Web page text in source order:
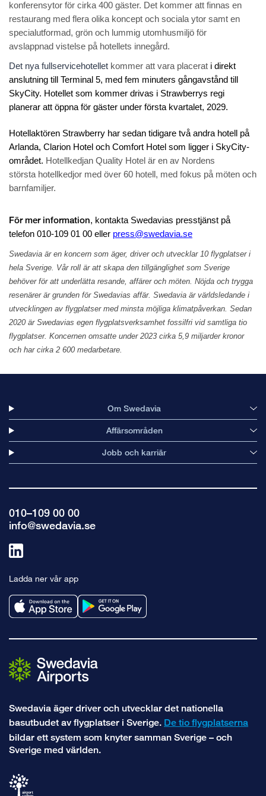
konferensytor för cirka 400 gäster. Det kommer att finnas en
restaurang med flera olika koncept och sociala ytor samt en
specialutformad, grön och lummig utomhusmiljö för
avslappnad vistelse på hotellets innegård.
Det nya fullservicehotellet kommer att vara placerat i direkt
anslutning till Terminal 5, med fem minuters gångavstånd till
SkyCity. Hotellet som kommer drivas i Strawberrys regi
planerar att öppna för gäster under första kvartalet, 2029.
Hotellaktören Strawberry har sedan tidigare två andra hotell på
Arlanda, Clarion Hotel och Comfort Hotel som ligger i SkyCity-
området. Hotellkedjan Quality Hotel är en av Nordens
största hotellkedjor med över 60 hotell, med fokus på möten och
barnfamiljer.
För mer information, kontakta Swedavias presstjänst på
telefon 010-109 01 00 eller press@swedavia.se
Swedavia är en koncern som äger, driver och utvecklar 10 flygplatser i
hela Sverige. Vår roll är att skapa den tillgänglighet som Sverige
behöver för att underlätta resande, affärer och möten. Nöjda och trygga
resenärer är grunden för Swedavias affär. Swedavia är världsledande i
utvecklingen av flygplatser med minsta möjliga klimatpåverkan. Sedan
2020 är Swedavias egen flygplatsverksamhet fossilfri vid samtliga tio
flygplatser. Koncernen omsatte under 2023 cirka 5,9 miljarder kronor
och har cirka 2 600 medarbetare.
Om Swedavia
Affärsområden
Jobb och karriär
010–109 00 00
info@swedavia.se
linkedin
Ladda ner vår app
Swedavia äger driver och utvecklar det nationella
basutbudet av flygplatser i Sverige. De tio flygplatserna
bildar ett system som knyter samman Sverige – och
Sverige med världen.